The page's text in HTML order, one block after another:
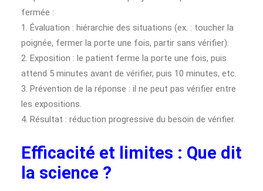
fermée :
1. Évaluation : hiérarchie des situations (ex. : toucher la
poignée, fermer la porte une fois, partir sans vérifier).
2. Exposition : le patient ferme la porte une fois, puis
attend 5 minutes avant de vérifier, puis 10 minutes, etc.
3. Prévention de la réponse : il ne peut pas vérifier entre
les expositions.
4. Résultat : réduction progressive du besoin de vérifier.
Efficacité et limites : Que dit
la science ?